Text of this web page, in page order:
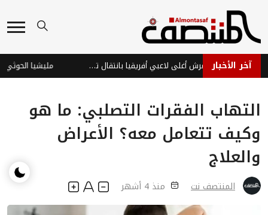
آخر الأخبار ديوماندي يتربع على عرش أغلى لاعبي أفريقيا بانتقال تاريخي لريال مدريد
التهاب الفقرات التصلبي: ما هو
وكيف تتعامل معه؟ الأعراض
والعلاج
المنتصف نت منذ 4 أشهر